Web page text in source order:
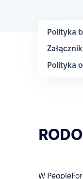
Polityka
Polityka
W